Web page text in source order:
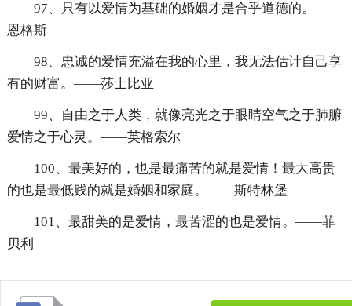
97、只有以爱情为基础的婚姻才是合乎道德的。——
恩格斯
98、忠诚的爱情充溢在我的心里，我无法估计自己享
有的财富。——莎士比亚
99、自由之于人类，就像亮光之于眼睛空气之于肺腑
爱情之于心灵。——英格索尔
100、最美好的，也是最痛苦的就是爱情！最大高贵
的也是最低贱的就是婚姻和家庭。——斯特林堡
101、最甜美的是爱情，最苦涩的也是爱情。——菲
贝利